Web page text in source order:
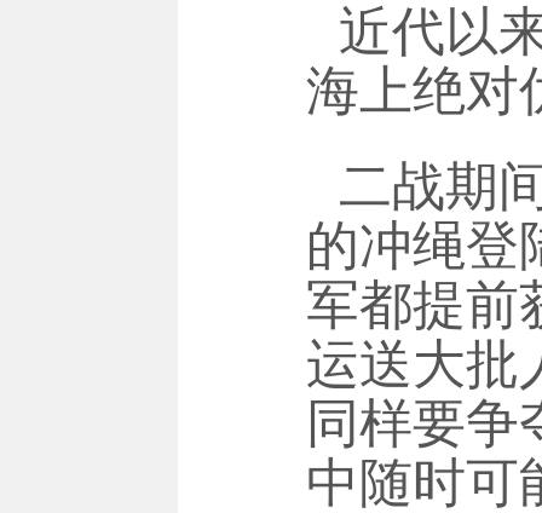
近代以
海上绝对
二战期
的冲绳登
军都提前
运送大批
同样要争
中随时可